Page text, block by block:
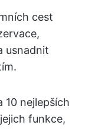
cest
usnadnit
10 nejlepších
funkce,